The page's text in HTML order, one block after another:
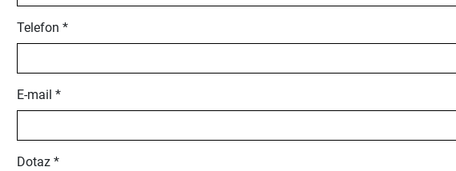
Telefon *
E-mail *
Dotaz *